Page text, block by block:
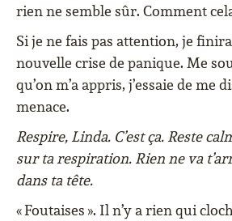
rien ne semble sûr. Comment
Si je ne fais pas attention, je
nouvelle crise de panique. Me
qu’on m’a appris, j’essaie de me
menace.
Respire, Linda. C’est ça. Reste
sur ta respiration. Rien ne va
dans ta tête.
« Foutaises ». Il n’y a rien qui